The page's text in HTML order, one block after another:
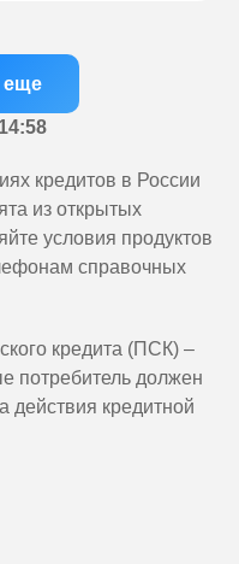
еще
кредитов в России
из открытых
условия продуктов
справочных
кредита (ПСК) –
потребитель должен
действия кредитной